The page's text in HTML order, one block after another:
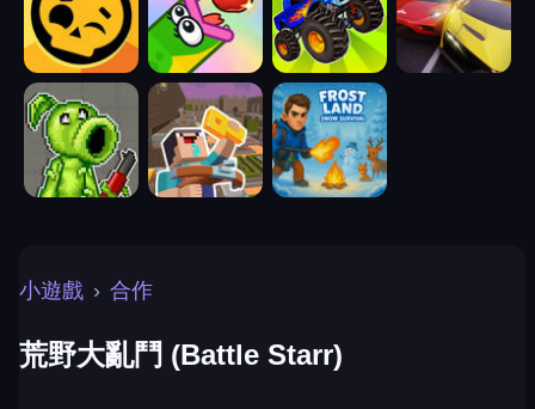
小遊戲 › 合作
荒野大亂鬥 (Battle Starr)